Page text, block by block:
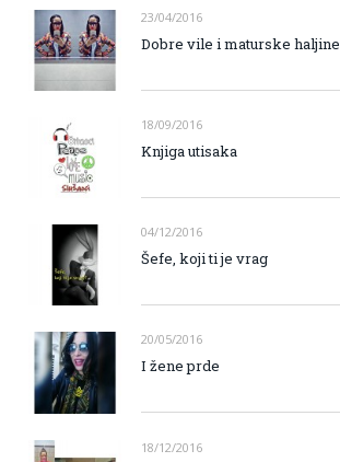
23/04/2016
Dobre vile i maturske haljine
18/09/2016
Knjiga utisaka
04/12/2016
Šefe, koji ti je vrag
20/05/2016
I žene prde
18/12/2016